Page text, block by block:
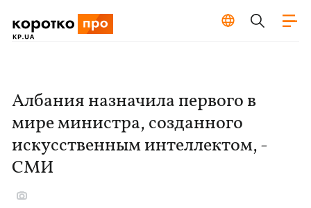
Албания назначила первого в
мире министра, созданного
искусственным интеллектом, -
СМИ